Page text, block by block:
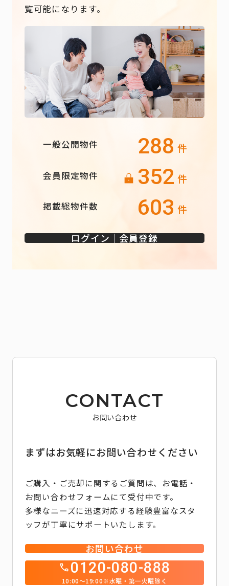
覧可能になります。
一般公開物件 288 件
会員限定物件 352 件
掲載総物件数 603 件
ログイン｜会員登録
CONTACT
お問い合わせ
まずはお気軽にお問い合わせください
ご購入・ご売却に関するご質問は、お電話・
お問い合わせフォームにて受付中です。
多様なニーズに迅速対応する経験豊富なスタ
ッフが丁寧にサポートいたします。
お問い合わせ
0120-080-888
10:00～19:00※水曜・第一火曜除く